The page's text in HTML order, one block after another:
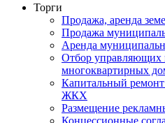
Торги
Продажа, аренда
Продажа
Аренда
Отбор управляющих
многоквартирных
Капитальный ремонт
ЖКХ
Размещение
Концессионные